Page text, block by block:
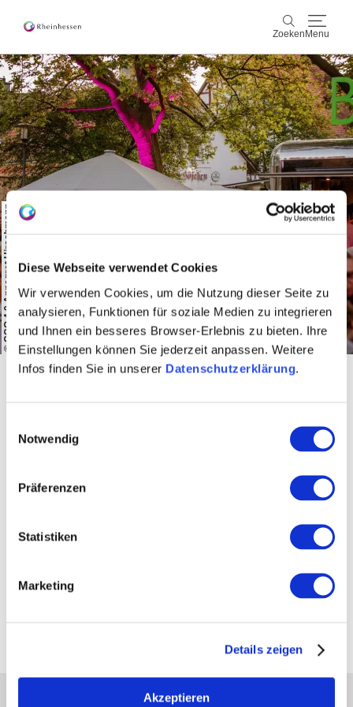
Diese Webseite verwendet Cookies
Wir verwenden Cookies, um die Nutzung dieser Seite zu
analysieren, Funktionen für soziale Medien zu integrieren
und Ihnen ein besseres Browser-Erlebnis zu bieten. Ihre
Einstellungen können Sie jederzeit anpassen. Weitere
Infos finden Sie in unserer Datenschutzerklärung.
Notwendig
Präferenzen
Statistiken
Marketing
Details zeigen
Akzeptieren
Zoeken Menu
Zoeken
wijn & gastronomie
actief & natuur
Cultuur & Steden
© CCO 4.0 Annegret Hirschmann
Startseite Events
Hoogtepunten evenement
Bingen Schommels